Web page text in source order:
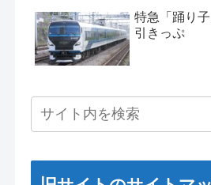
特急「踊り
引きっぷ